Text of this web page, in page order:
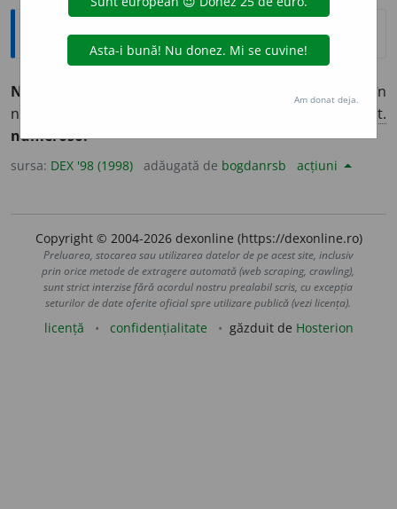
Explicative DEX
NUMER
Care se află în
număr, în cantitate mare; mult. – Din
it.
numeroso.
sursa: DEX '98 (1998) adăugată de bogdanrsb acțiuni
Copyright © 2004-2026 dexonline (https://dexonline.ro)
Preluarea, stocarea sau utilizarea datelor de pe acest site, inclusiv
prin orice metode de extragere automată (web scraping, crawling),
sunt strict interzise fără acordul nostru prealabil scris, cu excepția
seturilor de date oferite oficial spre utilizare publică (vezi licența).
licență confidențialitate găzduit de Hosterion
Am donat deja.